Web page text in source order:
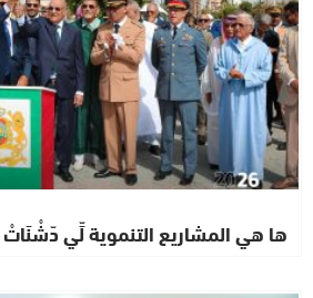
ها هي المشاريع التنموية لِّي